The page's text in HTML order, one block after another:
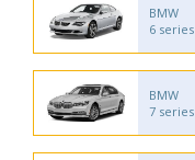
BMW
6 series
BMW
7 series